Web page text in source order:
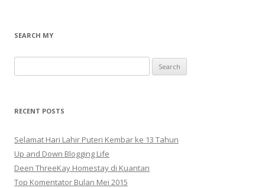
SEARCH MY
for:
RECENT POSTS
Selamat Hari Lahir Puteri Kembar ke 13 Tahun
Up and Down Blogging Life
Deen ThreeKay Homestay di Kuantan
Top Komentator Bulan Mei 2015